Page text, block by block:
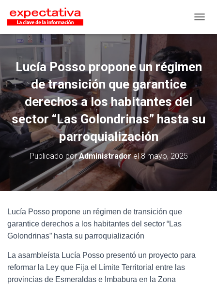
Lucía Posso propone un régimen
de transición que garantice
derechos a los habitantes del
sector “Las Golondrinas” hasta su
parroquialización
Publicado porAdministradorel8 mayo, 2025
Lucía Posso propone un régimen de transición que
garantice derechos a los habitantes del sector “Las
Golondrinas” hasta su parroquialización
La asambleísta Lucía Posso presentó un proyecto para
reformar la Ley que Fija el Límite Territorial entre las
provincias de Esmeraldas e Imbabura en la Zona